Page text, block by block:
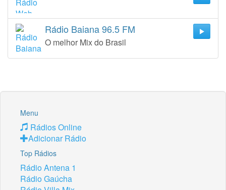
Rádio Baiana 96.5 FM
O melhor Mix do Brasil
Menu
Rádios Online
Adicionar Rádio
Top Rádios
Rádio Antena 1
Rádio Gaúcha